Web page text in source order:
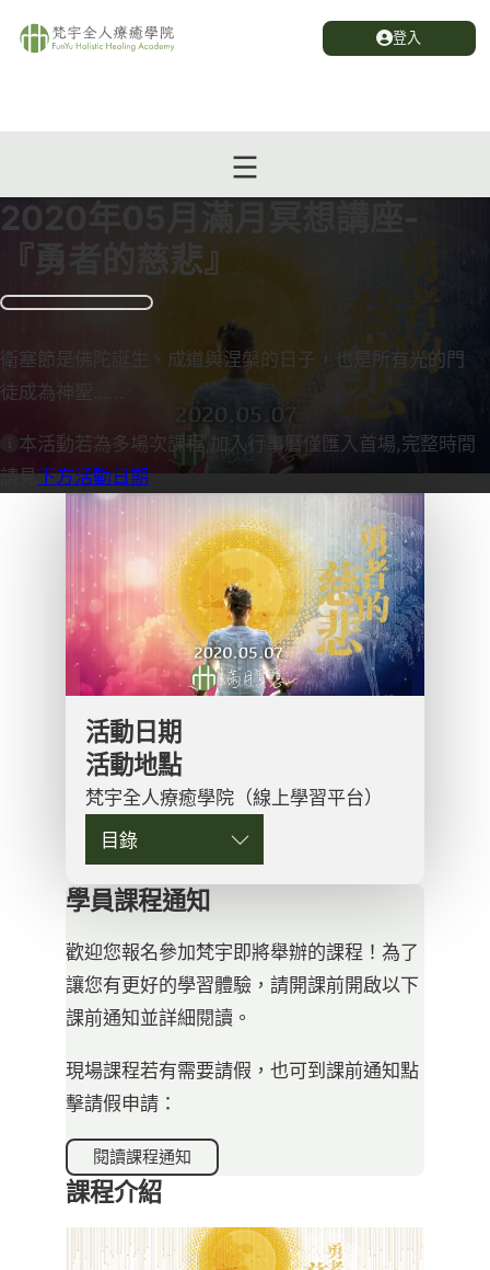
登入
2020年05月滿月冥想講座-
『勇者的慈悲』
衛塞節是佛陀誕生、成道與涅槃的日子，也是所有光的門
徒成為神聖…...
本活動若為多場次課程,加入行事曆僅匯入首場,完整時間
請見下方活動日期
學員課程通知
歡迎您報名參加梵宇即將舉辦的課程！為了
讓您有更好的學習體驗，請開課前開啟以下
課前通知並詳細閱讀。
現場課程若有需要請假，也可到課前通知點
擊請假申請：
閱讀課程通知
課程介紹
活動日期
活動地點
梵宇全人療癒學院（線上學習平台）
目錄